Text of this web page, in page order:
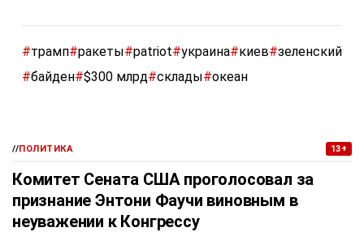
#трамп#ракеты#patriot#украина#киев#зеленский
#байден#$300 млрд#склады#океан
//ПОЛИТИКА 13+
Комитет Сената США проголосовал за
признание Энтони Фаучи виновным в
неуважении к Конгрессу